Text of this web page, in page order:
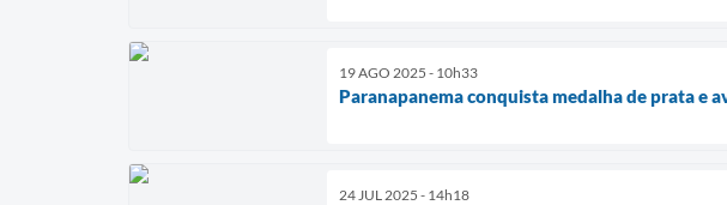
19 AGO 2025 - 10h33
Paranapanema conquista medalha de prata e
24 JUL 2025 - 14h18